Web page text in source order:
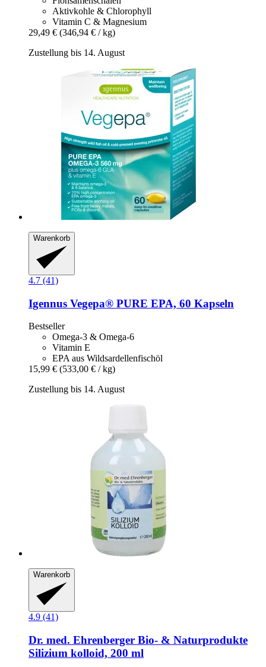
Aktivkohle & Chlorophyll
Vitamin C & Magnesium
29,49 € (346,94 € / kg)
Zustellung bis 14. August
Warenkorb
4.7 (41)
Igennus Vegepa® PURE EPA, 60 Kapseln
Bestseller
Omega-3 & Omega-6
Vitamin E
EPA aus Wildsardellenfischöl
15,99 € (533,00 € / kg)
Zustellung bis 14. August
Warenkorb
4.9 (41)
Dr. med. Ehrenberger Bio- & Naturprodukte
Silizium kolloid, 200 ml